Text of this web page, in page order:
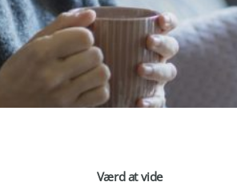
Værd at vide